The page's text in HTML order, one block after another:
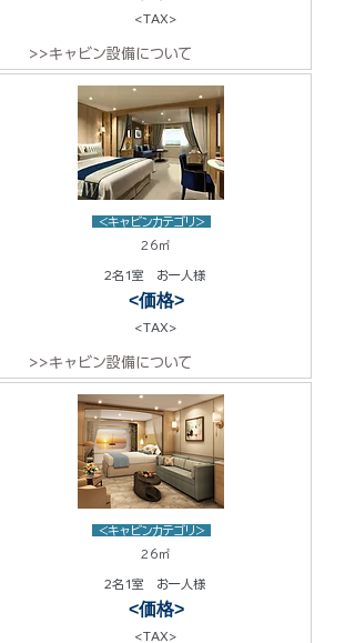
<TAX>
>>キャビン設備について
<キャビンカテゴリ>
26㎡
2名1室 お一人様
<価格>
<TAX>
>>キャビン設備について
<キャビンカテゴリ>
26㎡
2名1室 お一人様
<価格>
<TAX>